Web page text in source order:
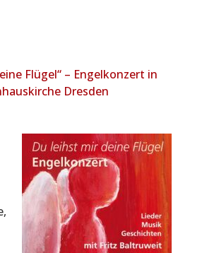
Flügel“ – Engelkonzert in
Dresden